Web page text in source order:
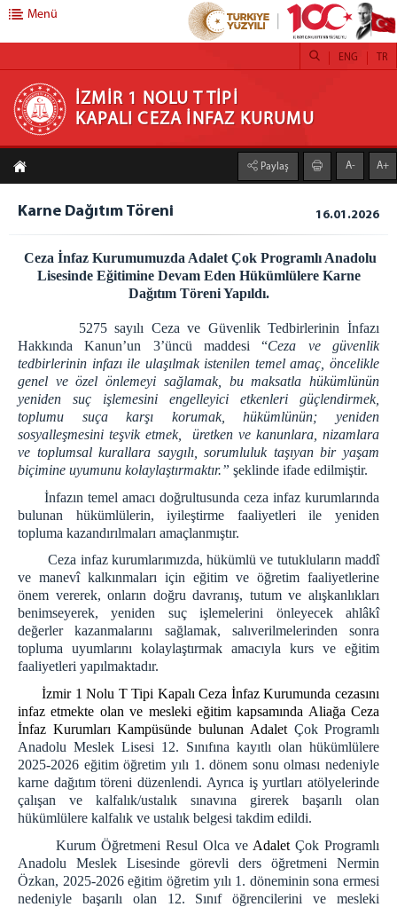
İZMİR 1 NOLU T TİPİ KAPALI CEZA İNFAZ
KURUMU
ANASAYFA
KURUMUMUZ
STOR PERDE
STOR ZEBRA PERDE ATÖLYESİ
HOBİ ATÖLYESİ
ATÖLYE VE İŞ YURTLARI
H/T BİLGİLENDİRME
EMANET PARA
ZİYARET BİLGİLENDİRME
ZİYARET YÖNETMELİĞİ
ZİYARET KURALLARI
Cenazeye Katılım ve Hasta Ziyareti İçin
Doldurulacak Dilekçe Örneği
KAMPÜS CİK
İZMİR AÇIK CEZA İNFAZ KURUMU
İZMİR 1 NOLU KAPALI CİK
İZMİR 2 NOLU KAPALI CİK
İZMİR 3 NOLU KAPALI CİK
İZMİR 4 NOLU KAPALI CİK
İZMİR KADIN KAPALI CİK
İZMİR ÇOCUK VE GENÇLİK KAPALI CİK
PERSONEL
ŞİFRE İŞLEMLERİ
E-imza Sifre Videolu Anlatım
Uyap Şifre Alma Video
Telefondan Uyap Şifre Değiştirme İşlemleri
GİRİŞ BAĞLANTILARI
Portal Giriş
Menü
İZMİR 1 NOLU T TİPİ
KAPALI CEZA İNFAZ KURUMU
TR
ENG
Paylaş A- A+
Karne Dağıtım Töreni 16.01.2026
Ceza İnfaz Kurumumuzda Adalet Çok Programlı Anadolu
Lisesinde Eğitimine Devam Eden Hükümlülere Karne
Dağıtım Töreni Yapıldı.
5275 sayılı Ceza ve Güvenlik Tedbirlerinin İnfazı
Hakkında Kanun’un 3’üncü maddesi “Ceza ve güvenlik
tedbirlerinin infazı ile ulaşılmak istenilen temel amaç, öncelikle
genel ve özel önlemeyi sağlamak, bu maksatla hükümlünün
yeniden suç işlemesini engelleyici etkenleri güçlendirmek,
toplumu suça karşı korumak, hükümlünün; yeniden
sosyalleşmesini teşvik etmek, üretken ve kanunlara, nizamlara
ve toplumsal kurallara saygılı, sorumluluk taşıyan bir yaşam
biçimine uyumunu kolaylaştırmaktır.” şeklinde ifade edilmiştir.
İnfazın temel amacı doğrultusunda ceza infaz kurumlarında
bulunan hükümlülerin, iyileştirme faaliyetleri ile yeniden
topluma kazandırılmaları amaçlanmıştır.
Ceza infaz kurumlarımızda, hükümlü ve tutukluların maddî
ve manevî kalkınmaları için eğitim ve öğretim faaliyetlerine
önem vererek, onların doğru davranış, tutum ve alışkanlıkları
benimseyerek, yeniden suç işlemelerini önleyecek ahlâkî
değerler kazanmalarını sağlamak, salıverilmelerinden sonra
topluma uyumlarını kolaylaştırmak amacıyla kurs ve eğitim
faaliyetleri yapılmaktadır.
İzmir 1 Nolu T Tipi Kapalı Ceza İnfaz Kurumunda cezasını
infaz etmekte olan ve mesleki eğitim kapsamında Aliağa Ceza
İnfaz Kurumları Kampüsünde bulunan Adalet Çok Programlı
Anadolu Meslek Lisesi 12. Sınıfına kayıtlı olan hükümlülere
2025-2026 eğitim öğretim yılı 1. dönem sonu olması nedeniyle
karne dağıtım töreni düzenlendi. Ayrıca iş yurtları atölyelerinde
çalışan ve kalfalık/ustalık sınavına girerek başarılı olan
hükümlülere kalfalık ve ustalık belgesi takdim edildi.
Kurum Öğretmeni Resul Olca ve Adalet Çok Programlı
Anadolu Meslek Lisesinde görevli ders öğretmeni Nermin
Özkan, 2025-2026 eğitim öğretim yılı 1. döneminin sona ermesi
nedeniyle başarılı olan 12. Sınıf öğrencilerini ve mesleki